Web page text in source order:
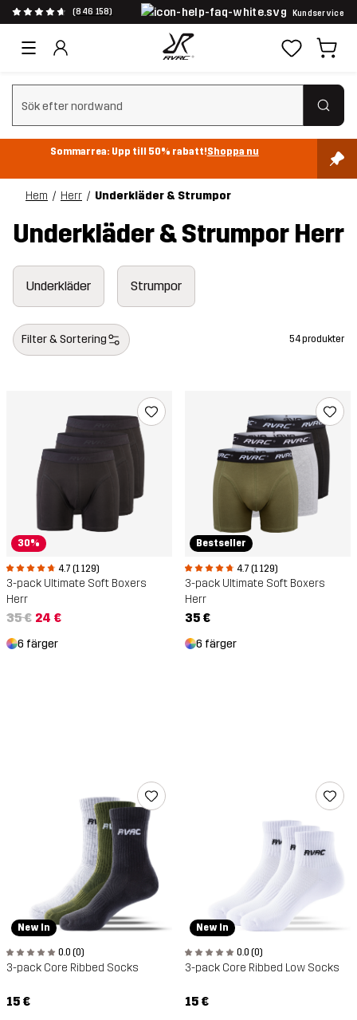
(846 158) Kundservice
Rensa sök
Sommarrea: Upp till 50% rabatt!Shoppa nu
Hem Herr Underkläder & Strumpor
Underkläder & Strumpor Herr
Underkläder Strumpor
Filter & Sortering 54 produkter
30%
4.7 (1 129)
3-pack Ultimate Soft Boxers
Herr
35 € 24 €
6 färger
Bestseller
4.7 (1 129)
3-pack Ultimate Soft Boxers
Herr
35 €
6 färger
New In
0.0 (0)
3-pack Core Ribbed Socks
15 €
New In
0.0 (0)
3-pack Core Ribbed Low Socks
15 €